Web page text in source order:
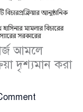
আমলে
দৃশ্যমান করা